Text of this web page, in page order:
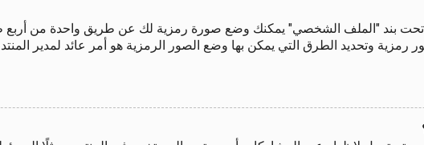
وتحديد الطرق التي يمكن بها وضع الصور الرمزية هو أمر عائد لمدير